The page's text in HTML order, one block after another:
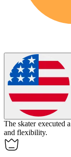
The skater executed
and flexibility.